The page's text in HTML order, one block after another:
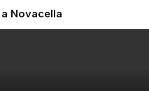
Novacella